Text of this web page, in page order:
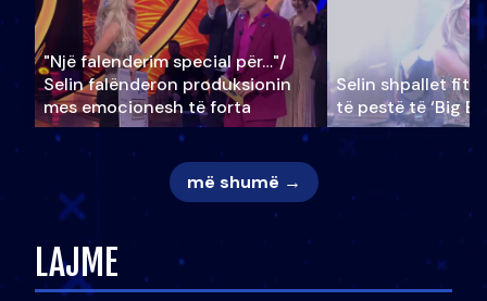
"Një falenderim special për…"/
Selin falënderon produksionin
mes emocionesh të forta
Selin shpallet
të pestë të ‘Big
më shumë →
LAJME